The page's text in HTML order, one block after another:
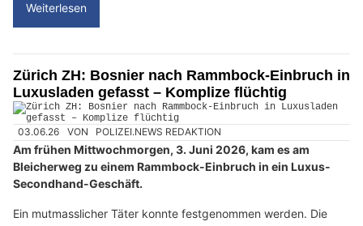
Weiterlesen
Zürich ZH: Bosnier nach Rammbock-Einbruch in
Luxusladen gefasst – Komplize flüchtig
03.06.26 VON POLIZEI.NEWS REDAKTION
Am frühen Mittwochmorgen, 3. Juni 2026, kam es am
Bleicherweg zu einem Rammbock-Einbruch in ein Luxus-
Secondhand-Geschäft.
Ein mutmasslicher Täter konnte festgenommen werden. Die